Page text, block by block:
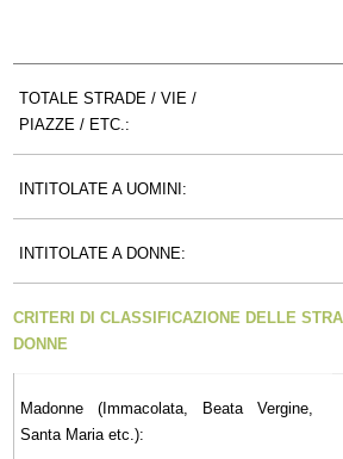
TOTALE STRADE / VIE /
PIAZZE / ETC.:
INTITOLATE A UOMINI:
INTITOLATE A DONNE:
CRITERI DI CLASSIFICAZIONE DELLE
DONNE
Madonne (Immacolata, Beata Vergine,
Santa Maria etc.):